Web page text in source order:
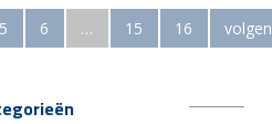
5 6 … 15 16